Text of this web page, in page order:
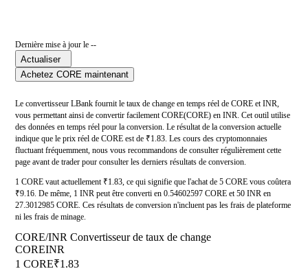
Dernière mise à jour le --
Actualiser
Achetez CORE maintenant
Le convertisseur LBank fournit le taux de change en temps réel de CORE et INR,
vous permettant ainsi de convertir facilement CORE(CORE) en INR. Cet outil utilise
des données en temps réel pour la conversion. Le résultat de la conversion actuelle
indique que le prix réel de CORE est de ₹1.83. Les cours des cryptomonnaies
fluctuant fréquemment, nous vous recommandons de consulter régulièrement cette
page avant de trader pour consulter les derniers résultats de conversion.
1 CORE vaut actuellement ₹1.83, ce qui signifie que l'achat de 5 CORE vous coûtera
₹9.16. De même, 1 INR peut être converti en 0.54602597 CORE et 50 INR en
27.3012985 CORE. Ces résultats de conversion n'incluent pas les frais de plateforme
ni les frais de minage.
CORE/INR Convertisseur de taux de change
COREINR
1 CORE₹1.83